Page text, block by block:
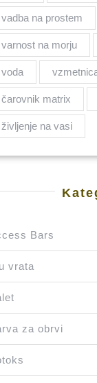
vadba na prostem
varnost na morju
voda
čarovnik matrix
življenje na vasi
Bars
vrata
za obrvi